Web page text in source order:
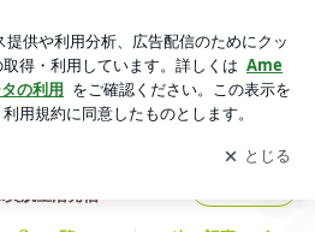
こっとミセスモデル
発信
ブログの更新通知
を受け取りまし
開く
肌生活発信